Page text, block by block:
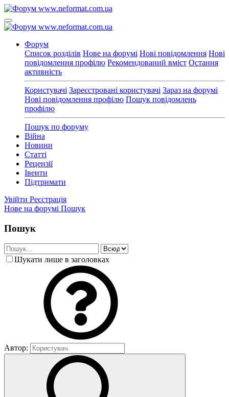
Форум
Список розділів Нове на форумі Нові повідомлення Нові
повідомлення профілю Рекомендований вміст Остання
активність
Користувачі Зареєстровані користувачі Зараз на форумі
Нові повідомлення профілю Пошук повідомлень
профілю
Пошук по форуму
Війна
Новини
Статті
Рецензії
Івенти
Підтримати
Увійти Реєстрація
Нове на форумі Пошук
Пошук
Шукати лише в заголовках
Автор: